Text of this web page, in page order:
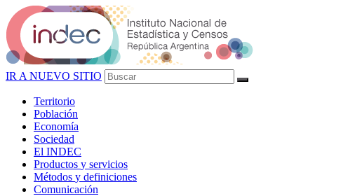
IR A NUEVO SITIO
Territorio
Población
Economía
Sociedad
El INDEC
Productos y servicios
Métodos y definiciones
Comunicación